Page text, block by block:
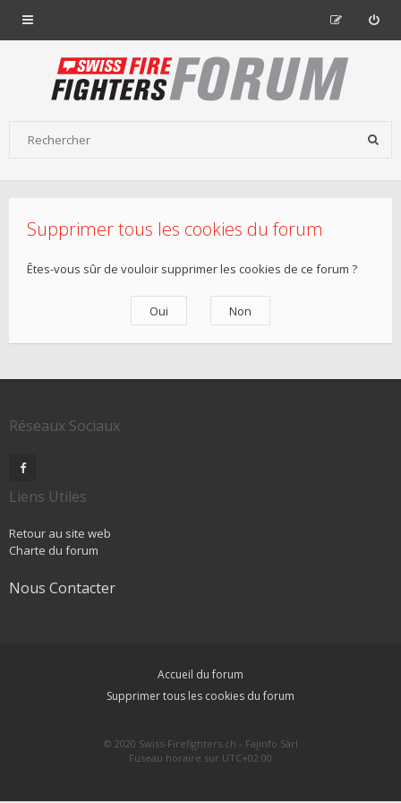
Supprimer tous les cookies du forum
Êtes-vous sûr de vouloir supprimer les cookies de ce forum ?
Réseaux Sociaux
Liens Utiles
Retour au site web
Charte du forum
Nous Contacter
Accueil du forum
Supprimer tous les cookies du forum
© 2020 Swiss-Firefighters.ch - Fajinfo Sàrl
Fuseau horaire sur UTC+02:00